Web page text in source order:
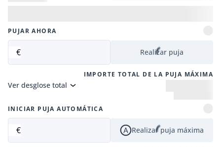
PUJAR AHORA
€ Realizar puja
IMPORTE TOTAL DE LA PUJA MÁXIMA
Ver desglose total
INICIAR PUJA AUTOMÁTICA
€ Realizar puja máxima